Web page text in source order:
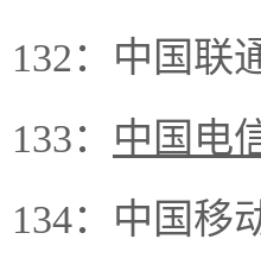
132：中国联
133： 中国电
134：中国移